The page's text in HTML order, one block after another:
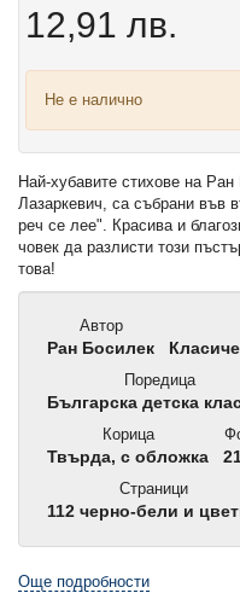
12,91 лв.
Не е налично
Най-хубавите стихове на
Лазаркевич, са събрани във
реч се лее". Красива и
човек да разлисти този
това!
Автор
Ран Босилек
Поредица
Българска детска
Корица
Твърда, с обложка
Страници
112 черно-бели и
Още подробности